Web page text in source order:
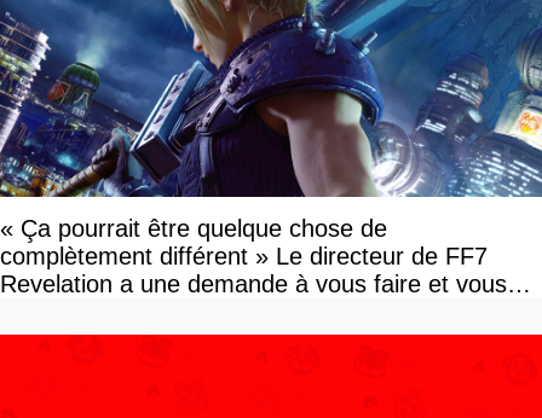
« Ça pourrait être quelque chose de
complètement différent » Le directeur de FF7
Revelation a une demande à vous faire et vous